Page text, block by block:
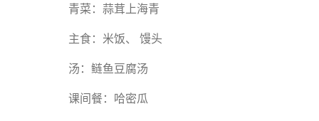
青菜：蒜茸上海青
主食：米饭、 馒头
汤：鲢鱼豆腐汤
课间餐：哈密瓜